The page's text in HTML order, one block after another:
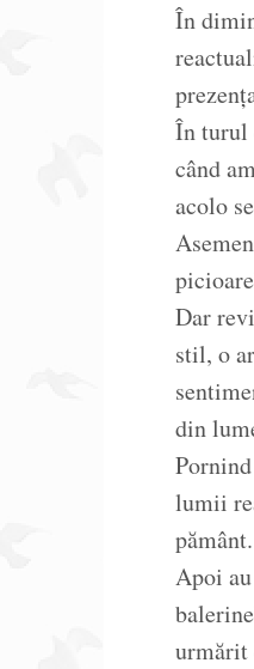
În
În turul
când
acolo
Dar
stil, o
din
lumii
pământ.
Apoi
urmărit